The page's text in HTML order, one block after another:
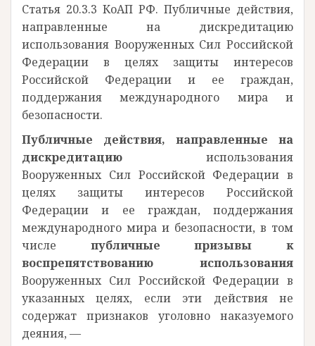
Статья 20.3.3 КоАП РФ. Публичные действия,
направленные на дискредитацию
использования Вооруженных Сил Российской
Федерации в целях защиты интересов
Российской Федерации и ее граждан,
поддержания международного мира и
безопасности.
Публичные действия, направленные на
дискредитацию использования
Вооруженных Сил Российской Федерации в
целях защиты интересов Российской
Федерации и ее граждан, поддержания
международного мира и безопасности, в том
числе публичные призывы к
воспрепятствованию использования
Вооруженных Сил Российской Федерации в
указанных целях, если эти действия не
содержат признаков уголовно наказуемого
деяния, —